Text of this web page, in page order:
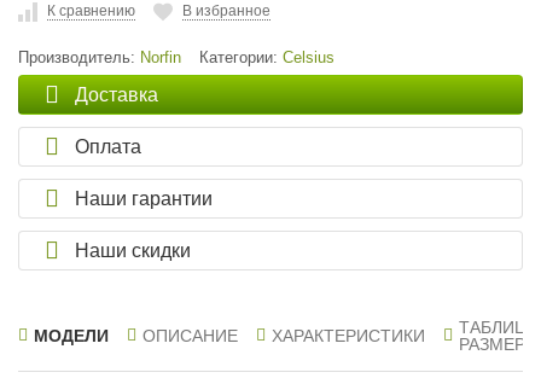
К сравнению В избранное
Производитель: Norfin Категории: Celsius
Доставка
Оплата
Наши гарантии
Наши скидки
МОДЕЛИ ОПИСАНИЕ ХАРАКТЕРИСТИКИ
ТАБЛИЦА